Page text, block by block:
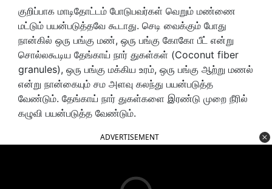
குறிப்பாக மாடிதோட்டம் போடுபவர்கள் வெறும் மண்ணை
மட்டும் பயன்படுத்தவே கூடாது. செடி வைக்கும் போது
நான்கில் ஒரு பங்கு மண், ஒரு பங்கு கோகோ பீட் என்று
சொல்லகூடிய தேங்காய் நார் துகள்கள் (Coconut fiber
granules), ஒரு பங்கு மக்கிய உரம், ஒரு பங்கு ஆற்று மணல்
என்று நான்கையும் சம அளவு கலந்து பயன்படுத்த
வேண்டும். தேங்காய் நார் துகள்களை இரண்டு முறை நீரில்
கழுவி பயன்படுத்த வேண்டும்.
ADVERTISEMENT